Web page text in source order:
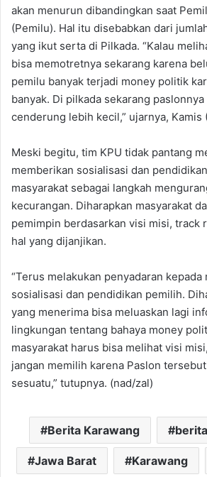
akan menurun dibandingkan saat
(Pemilu). Hal itu disebabkan dari
yang ikut serta di Pilkada. “Kalau
bisa memotretnya sekarang karena
pemilu banyak terjadi money politik
banyak. Di pilkada sekarang
cenderung lebih kecil,” ujarnya, Kamis
Meski begitu, tim KPU tidak pantang
memberikan sosialisasi dan
masyarakat sebagai langkah
kecurangan. Diharapkan masyarakat
pemimpin berdasarkan visi misi, track
hal yang dijanjikan.
“Terus melakukan penyadaran kepada
sosialisasi dan pendidikan pemilih.
yang menerima bisa meluaskan lagi
lingkungan tentang bahaya money
masyarakat harus bisa melihat visi
jangan memilih karena Paslon
sesuatu,” tutupnya. (nad/zal)
Berita Karawang
Jawa Barat Karawang